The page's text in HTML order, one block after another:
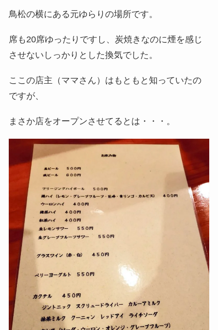
鳥松の横にある元ゆらりの場所です。
席も20席ゆったりですし、炭焼きなのに煙を感じ
させないしっかりとした換気でした。
ここの店主（ママさん）はもともと知っていたの
ですが、
まさか店をオープンさせてるとは・・・。